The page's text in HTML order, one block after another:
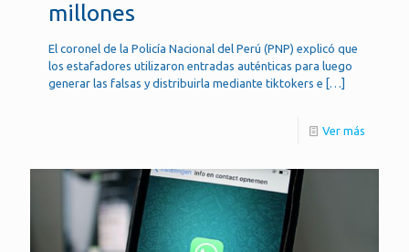
millones
El coronel de la Policía Nacional del Perú (PNP) explicó que
los estafadores utilizaron entradas auténticas para luego
generar las falsas y distribuirla mediante tiktokers e […]
Ver más